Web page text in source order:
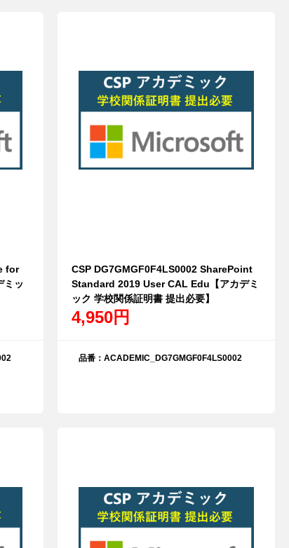
for
ミッ
CSP DG7GMGF0F4LS0002 SharePoint
Standard 2019 User CAL Edu【アカデミ
ック 学校関係証明書 提出必要】
4,950円
品番：ACADEMIC_DG7GMGF0F4LS0002